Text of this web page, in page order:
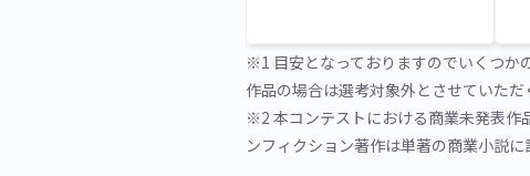
※1 目安となっておりますのでいくつか
作品の場合は選考対象外とさせていただ
※2 本コンテストにおける商業未発表作
ンフィクション著作は単著の商業小説に